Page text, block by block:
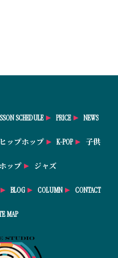
SCHEDULE PRICE NEWS
ップホップ K-POP 子供
ップ ジャズ
BLOG COLUMN CONTACT
MAP